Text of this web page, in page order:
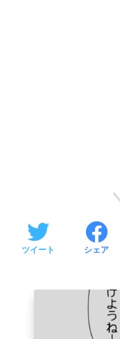
ツイート シェア